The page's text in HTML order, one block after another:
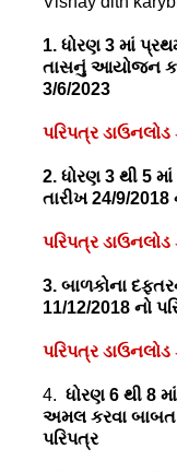
1. ધોરણ 3 માં
તાસનું આયોજન
3/6/2023
પરિપત્ર
2. ધોરણ 3 થી 5
તારીખ 24/9/
પરિપત્ર
3. બાળકોના
11/12/2018 નો
પરિપત્ર
4. ધોરણ 6 થી 8
અમલ કરવા બાબત
પરિપત્ર